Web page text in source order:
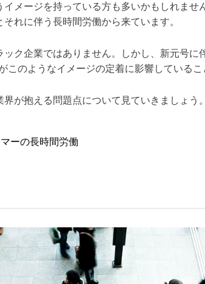
イメージを持っている方も多いかもしれませ
れに伴う長時間労働から来ています。
ック企業ではありません。しかし、新元号に
このようなイメージの定着に影響しているこ
が抱える問題点について見ていきましょう。
ーの長時間労働